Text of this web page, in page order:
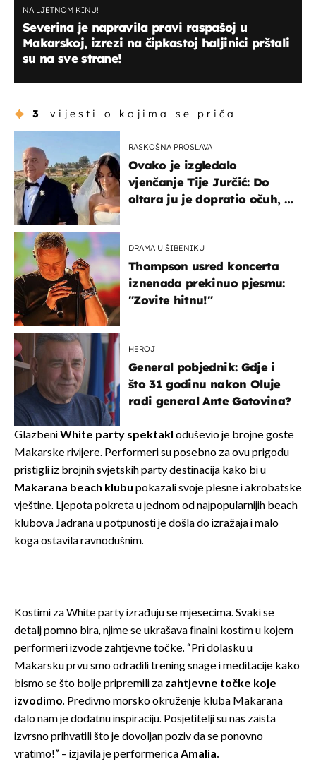
NA LJETNOM KINU!
Severina je napravila pravi raspašoj u
Makarskoj, izrezi na čipkastoj haljinici prštali
su na sve strane!
3 vijesti o kojima se priča
RASKOŠNA PROSLAVA
Ovako je izgledalo
vjenčanje Tije Jurčić: Do
oltara ju je dopratio očuh, a
DRAMA U ŠIBENIKU
Thompson usred koncerta
iznenada prekinuo pjesmu:
"Zovite hitnu!"
HEROJ
General pobjednik: Gdje i
što 31 godinu nakon Oluje
radi general Ante Gotovina?
GlazbeniWhite party spektakl oduševio je brojne goste
Makarske rivijere. Performeri su posebno za ovu prigodu
pristigli iz brojnih svjetskih party destinacija kako bi u
Makarana beach klubu pokazali svoje plesne i akrobatske
vještine. Ljepota pokreta u jednom od najpopularnijih beach
klubova Jadrana u potpunosti je došla do izražaja i malo
koga ostavila ravnodušnim.
Kostimi za White party izrađuju se mjesecima. Svaki se
detalj pomno bira, njime se ukrašava finalni kostim u kojem
performeri izvode zahtjevne točke. “Pri dolasku u
Makarsku prvu smo odradili trening snage i meditacije kako
bismo se što bolje pripremili za zahtjevne točke koje
izvodimo. Predivno morsko okruženje kluba Makarana
dalo nam je dodatnu inspiraciju. Posjetitelji su nas zaista
izvrsno prihvatili što je dovoljan poziv da se ponovno
vratimo!” – izjavila je performericaAmalia.